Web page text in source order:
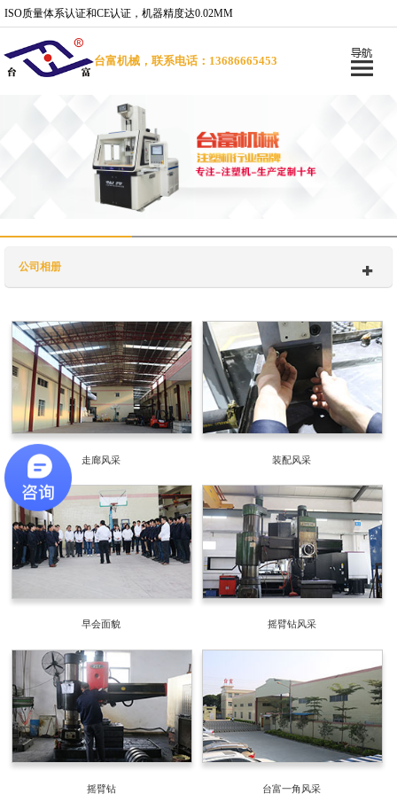
ISO质量体系认证和CE认证，机器精度达0.02MM
台富机械，联系电话：13686665453
公司相册
走廊风采 装配风采
早会面貌 摇臂钻风采
摇臂钻 台富一角风采